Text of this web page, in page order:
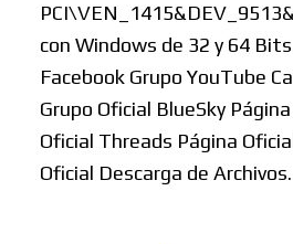
con Windows de 32 y 64
Facebook Grupo YouTube
Grupo Oficial BlueSky
Oficial Threads Página
Oficial Descarga de